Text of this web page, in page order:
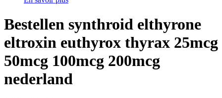
Bestellen synthroid elthyrone
eltroxin euthyrox thyrax 25mcg
50mcg 100mcg 200mcg
nederland